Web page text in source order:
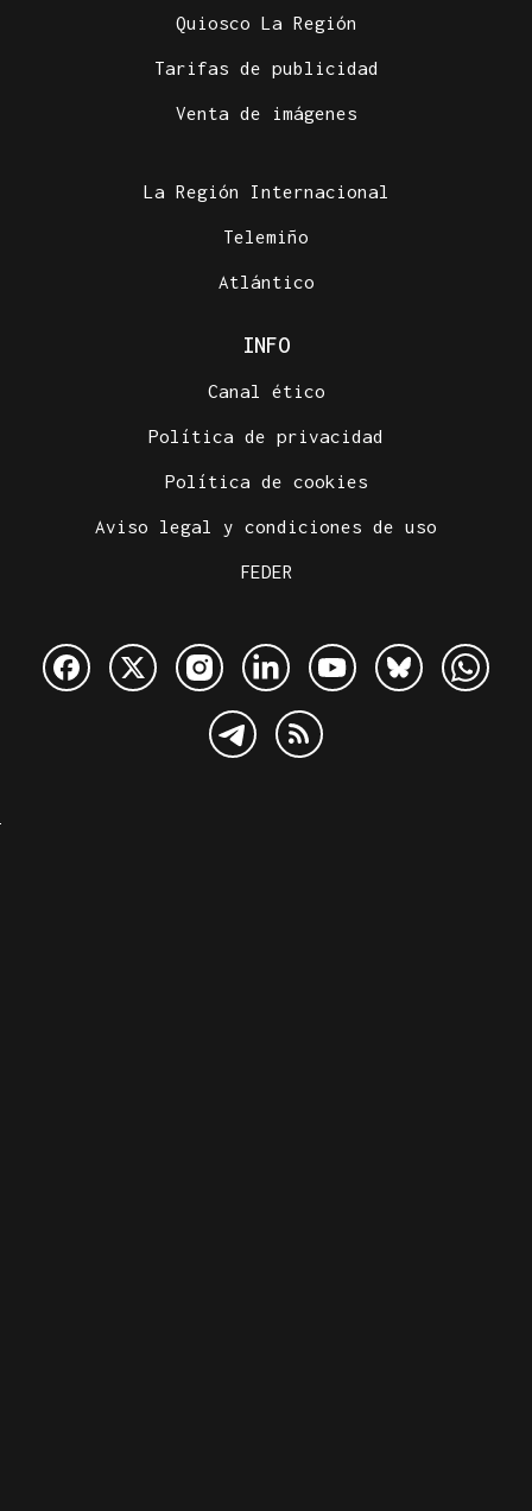
Quiosco La Región
Tarifas de publicidad
Venta de imágenes
La Región Internacional
Telemiño
Atlántico
INFO
Canal ético
Política de privacidad
Política de cookies
Aviso legal y condiciones de uso
FEDER